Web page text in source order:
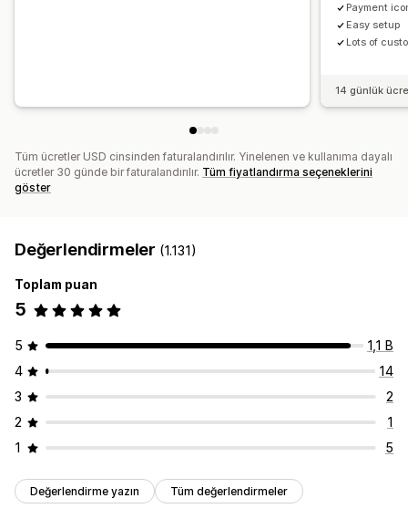
Payment
Easy setup
Lots of
14 günlük
Tüm ücretler USD cinsinden faturalandırılır. Yinelenen ve kullanıma dayalı
ücretler 30 günde bir faturalandırılır. Tüm fiyatlandırma seçeneklerini
göster
Değerlendirmeler (1.131)
Toplam puan
5
5
1,1 B
4
14
3
2
2
1
1
5
Değerlendirme yazın Tüm değerlendirmeler